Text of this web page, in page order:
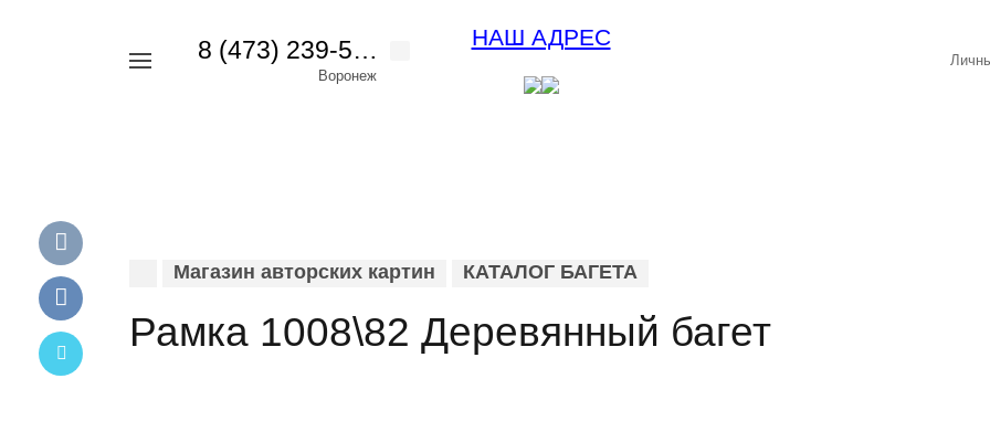
8 (473) 239-56-42
Воронеж
НАШ АДРЕС
Магазин авторских картин КАТАЛОГ БАГЕТА
Рамка 1008\82 Деревянный багет